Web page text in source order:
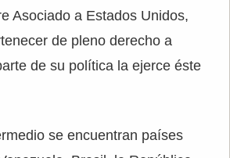
Asociado a Estados Unidos,
de pleno derecho a
de su política la ejerce éste
se encuentran países